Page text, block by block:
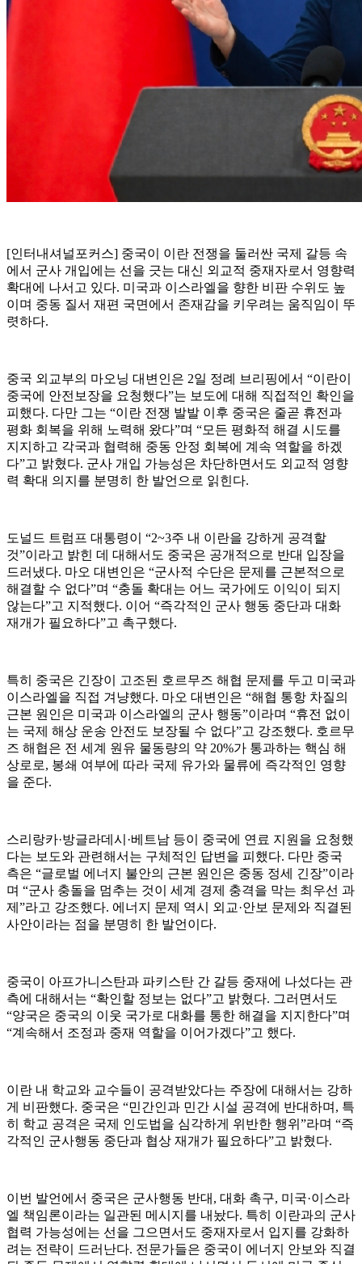
[인터내셔널포커스] 중국이 이란 전쟁을 둘러싼 국제 갈등 속
에서 군사 개입에는 선을 긋는 대신 외교적 중재자로서 영향력
확대에 나서고 있다. 미국과 이스라엘을 향한 비판 수위도 높
이며 중동 질서 재편 국면에서 존재감을 키우려는 움직임이 뚜
렷하다.
중국 외교부의 마오닝 대변인은 2일 정례 브리핑에서 “이란이
중국에 안전보장을 요청했다”는 보도에 대해 직접적인 확인을
피했다. 다만 그는 “이란 전쟁 발발 이후 중국은 줄곧 휴전과
평화 회복을 위해 노력해 왔다”며 “모든 평화적 해결 시도를
지지하고 각국과 협력해 중동 안정 회복에 계속 역할을 하겠
다”고 밝혔다. 군사 개입 가능성은 차단하면서도 외교적 영향
력 확대 의지를 분명히 한 발언으로 읽힌다.
도널드 트럼프 대통령이 “2~3주 내 이란을 강하게 공격할
것”이라고 밝힌 데 대해서도 중국은 공개적으로 반대 입장을
드러냈다. 마오 대변인은 “군사적 수단은 문제를 근본적으로
해결할 수 없다”며 “충돌 확대는 어느 국가에도 이익이 되지
않는다”고 지적했다. 이어 “즉각적인 군사 행동 중단과 대화
재개가 필요하다”고 촉구했다.
특히 중국은 긴장이 고조된 호르무즈 해협 문제를 두고 미국과
이스라엘을 직접 겨냥했다. 마오 대변인은 “해협 통항 차질의
근본 원인은 미국과 이스라엘의 군사 행동”이라며 “휴전 없이
는 국제 해상 운송 안전도 보장될 수 없다”고 강조했다. 호르무
즈 해협은 전 세계 원유 물동량의 약 20%가 통과하는 핵심 해
상로로, 봉쇄 여부에 따라 국제 유가와 물류에 즉각적인 영향
을 준다.
스리랑카·방글라데시·베트남 등이 중국에 연료 지원을 요청했
다는 보도와 관련해서는 구체적인 답변을 피했다. 다만 중국
측은 “글로벌 에너지 불안의 근본 원인은 중동 정세 긴장”이라
며 “군사 충돌을 멈추는 것이 세계 경제 충격을 막는 최우선 과
제”라고 강조했다. 에너지 문제 역시 외교·안보 문제와 직결된
사안이라는 점을 분명히 한 발언이다.
중국이 아프가니스탄과 파키스탄 간 갈등 중재에 나섰다는 관
측에 대해서는 “확인할 정보는 없다”고 밝혔다. 그러면서도
“양국은 중국의 이웃 국가로 대화를 통한 해결을 지지한다”며
“계속해서 조정과 중재 역할을 이어가겠다”고 했다.
이란 내 학교와 교수들이 공격받았다는 주장에 대해서는 강하
게 비판했다. 중국은 “민간인과 민간 시설 공격에 반대하며, 특
히 학교 공격은 국제 인도법을 심각하게 위반한 행위”라며 “즉
각적인 군사행동 중단과 협상 재개가 필요하다”고 밝혔다.
이번 발언에서 중국은 군사행동 반대, 대화 촉구, 미국·이스라
엘 책임론이라는 일관된 메시지를 내놨다. 특히 이란과의 군사
협력 가능성에는 선을 그으면서도 중재자로서 입지를 강화하
려는 전략이 드러난다. 전문가들은 중국이 에너지 안보와 직결